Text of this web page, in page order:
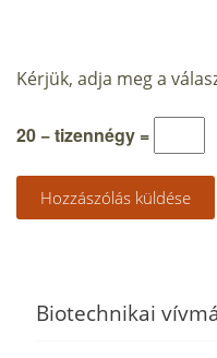
Kérjük, adja meg a
20 − tizennégy =
Biotechnikai